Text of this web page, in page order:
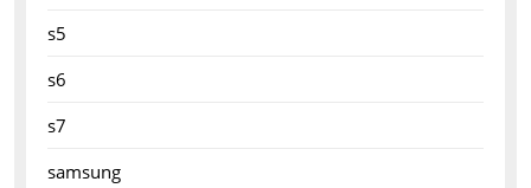
s5
s6
s7
samsung